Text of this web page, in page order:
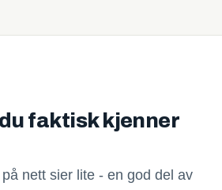
faktisk kjenner
nett sier lite - en god del av